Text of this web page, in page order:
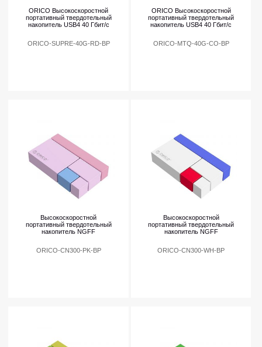
ORICO Высокоскоростной
портативный твердотельный
накопитель USB4 40 Гбит/с
ORICO-SUPRE-40G-RD-BP
ORICO Высокоскоростной
портативный твердотельный
накопитель USB4 40 Гбит/с
ORICO-MTQ-40G-CO-BP
Высокоскоростной
портативный твердотельный
накопитель NGFF
ORICO-CN300-PK-BP
Высокоскоростной
портативный твердотельный
накопитель NGFF
ORICO-CN300-WH-BP